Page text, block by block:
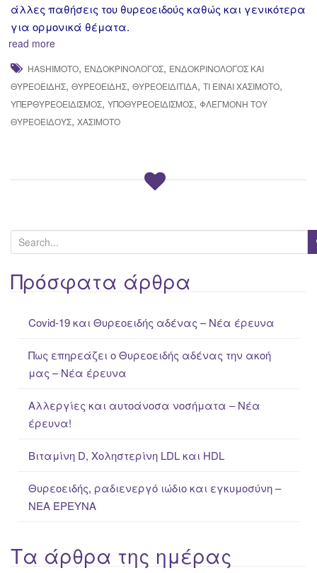
άλλες παθήσεις του θυρεοειδούς καθώς και γενικότερα
για ορμονικά θέματα.
read more
HASHIMOTO, ΕΝΔΟΚΡΙΝΟΛΌΓΟΣ, ΕΝΔΟΚΡΙΝΟΛΌΓΟΣ ΚΑΙ
ΘΥΡΕΟΕΙΔΉΣ, ΘΥΡΕΟΕΙΔΉΣ, ΘΥΡΕΟΕΙΔΊΤΙΔΑ, ΤΙ ΕΙΝΑΙ ΧΑΣΙΜΟΤΟ,
ΥΠΕΡΘΥΡΕΟΕΙΔΙΣΜΌΣ, ΥΠΟΘΥΡΕΟΕΙΔΙΣΜΌΣ, ΦΛΕΓΜΟΝΉ ΤΟΥ
ΘΥΡΕΟΕΙΔΟΎΣ, ΧΑΣΙΜΌΤΟ
e
a
rΠρόσφατα άρθρα
Covid-19 και Θυρεοειδής αδένας – Νέα έρευνα
Πως επηρεάζει ο Θυρεοειδής αδένας την ακοή
μας – Νέα έρευνα
Αλλεργίες και αυτοάνοσα νοσήματα – Νέα
έρευνα!
Βιταμίνη D, Χοληστερίνη LDL και HDL
Θυρεοειδής, ραδιενεργό ιώδιο και εγκυμοσύνη –
ΝΕΑ ΈΡΕΥΝΑ
Τα άρθρα της ημέρας